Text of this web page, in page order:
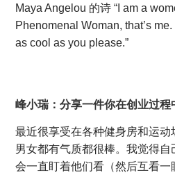
Maya Angelou 的诗 “I am a
Phenomenal Woman, that’s
as cool as you please.”
峰小瑞：分享一件你在创业过程
最近很享受在各种健身房和运动
男女都有气质都很棒。我觉得自
会一直盯着他们看（然后互看